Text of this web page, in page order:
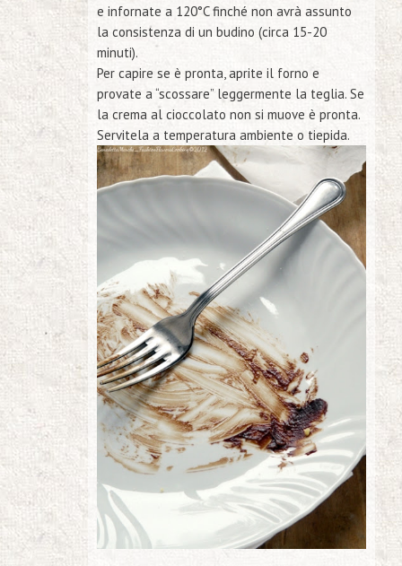
e infornate a 120°C finché non avrà assunto
la consistenza di un budino (circa 15-20
minuti).
Per capire se è pronta, aprite il forno e
provate a “scossare” leggermente la teglia. Se
la crema al cioccolato non si muove è pronta.
Servitela a temperatura ambiente o tiepida.